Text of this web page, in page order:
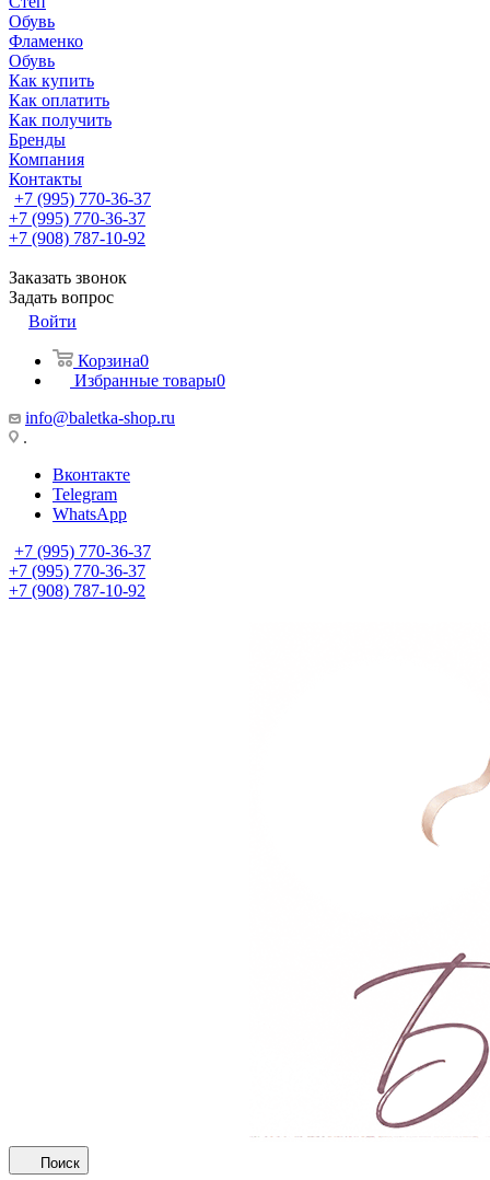
Обувь
Фламенко
Обувь
Как купить
Как оплатить
Как получить
Бренды
Компания
Контакты
+7 (995) 770-36-37
+7 (995) 770-36-37
+7 (908) 787-10-92
Заказать звонок
Задать вопрос
Войти
Корзина0
Избранные товары0
info@baletka-shop.ru
.
Вконтакте
Telegram
WhatsApp
+7 (995) 770-36-37
+7 (995) 770-36-37
+7 (908) 787-10-92
Поиск